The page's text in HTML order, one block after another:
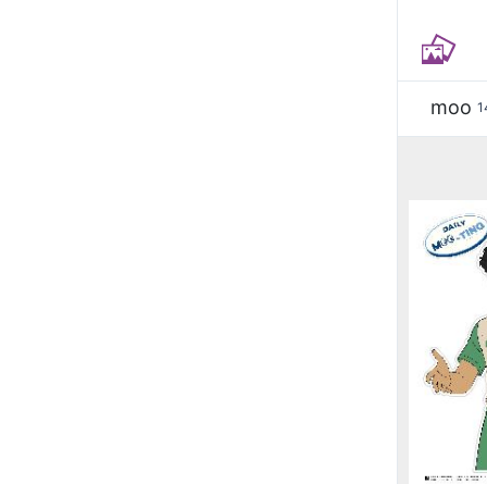
moo